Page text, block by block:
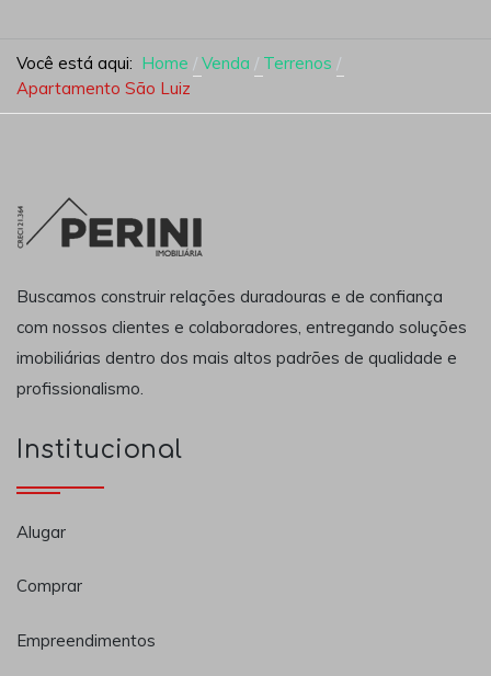
Você está aqui: Home Venda
Terrenos
Apartamento São Luiz
Buscamos construir relações duradouras e de confiança
com nossos clientes e colaboradores, entregando soluções
imobiliárias dentro dos mais altos padrões de qualidade e
profissionalismo.
Institucional
Alugar
Comprar
Empreendimentos